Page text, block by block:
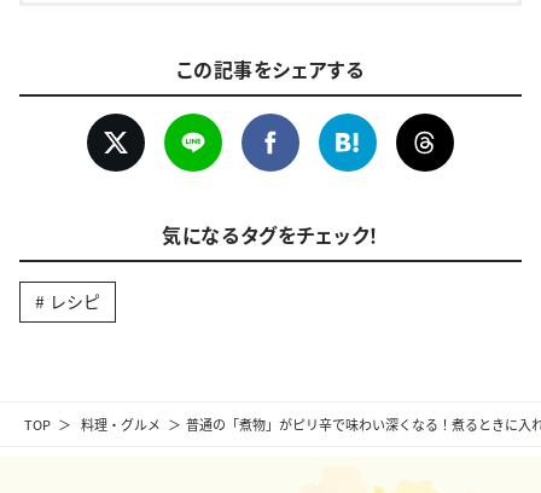
TOP 料理・グルメ 普通の「煮物」がピリ辛で味わい深くなる！煮るときに入
この記事をシェアする
気になるタグをチェック！
レシピ